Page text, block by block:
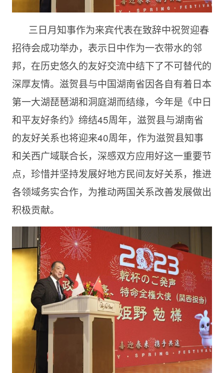
三日月知事作为来宾代表在致辞中祝贺迎春
招待会成功举办，表示日中作为一衣带水的邻
邦，在历史悠久的友好交流中结下了不可替代的
深厚友情。滋贺县与中国湖南省因各自有着日本
第一大湖琵琶湖和洞庭湖而结缘，今年是《中日
和平友好条约》缔结45周年，滋贺县与湖南省
的友好关系也将迎来40周年，作为滋贺县知事
和关西广域联合长，深感双方应用好这一重要节
点，珍惜并坚持发展好地方民间友好关系，推进
各领域务实合作，为推动两国关系改善发展做出
积极贡献。